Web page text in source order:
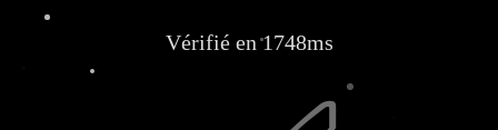
Vérifié en 1748ms